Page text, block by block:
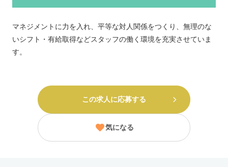
マネジメントに力を入れ、平等な対人関係をつくり、無理のな
いシフト・有給取得などスタッフの働く環境を充実させていま
す。
この求人に応募する
気になる